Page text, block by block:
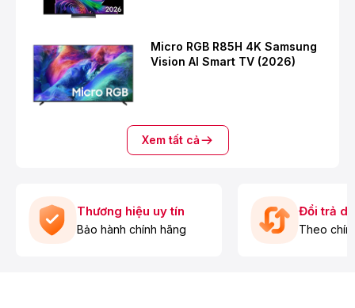
Micro RGB R85H 4K Samsung
Vision AI Smart TV (2026)
Xem tất cả
Thương hiệu uy tín
Bảo hành chính hãng
Đổi trả
Theo